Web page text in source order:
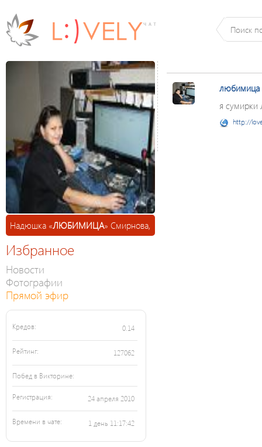
Надюшка «ЛЮБИМИЦА» Смирнова,
Избранное
Новости
Фотографии
Прямой эфир
Кредов: 0.14
Рейтинг: 127062
Побед в Викторине:
Регистрация: 24 апреля 2010
Времени в чате: 1 день 11:17:42
любимица
я
http://